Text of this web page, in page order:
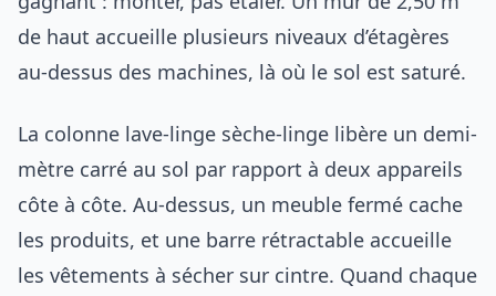
de haut accueille plusieurs niveaux d’étagères
au-dessus des machines, là où le sol est saturé.
La colonne lave-linge sèche-linge libère un demi-
mètre carré au sol par rapport à deux appareils
côte à côte. Au-dessus, un meuble fermé cache
les produits, et une barre rétractable accueille
les vêtements à sécher sur cintre. Quand chaque